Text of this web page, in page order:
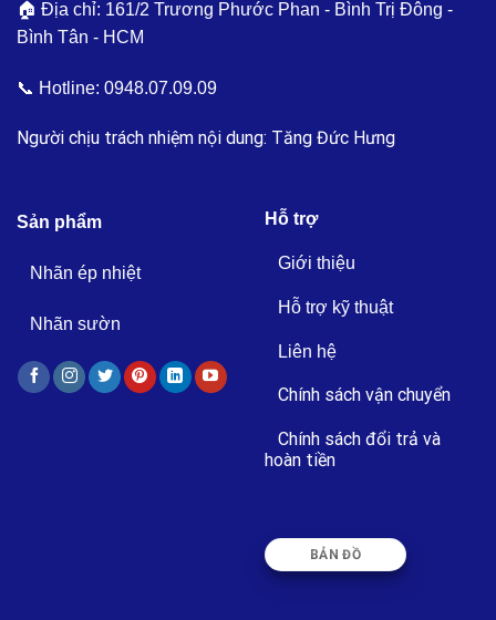
🏠 Địa chỉ: 161/2 Trương Phước Phan - Bình Trị Đông -
Bình Tân - HCM
📞 Hotline: 0948.07.09.09
Người chịu trách nhiệm nội dung: Tăng Đức Hưng
Sản phẩm
Nhãn ép nhiệt
Nhãn sườn
Hỗ trợ
Giới thiệu
Hỗ trợ kỹ thuật
Liên hệ
Chính sách vận chuyển
Chính sách đổi trả và
hoàn tiền
BẢN ĐỒ